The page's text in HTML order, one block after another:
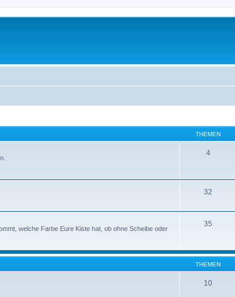
THEMEN
4
32
welche Farbe Eure Kiste hat, ob ohne Scheibe oder
35
THEMEN
10